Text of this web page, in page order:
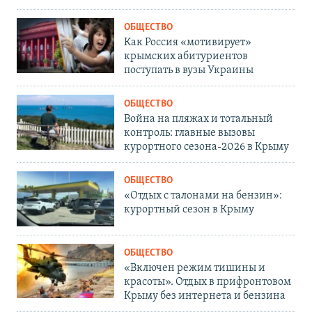
ОБЩЕСТВО
Как Россия «мотивирует»
крымских абитуриентов
поступать в вузы Украины
ОБЩЕСТВО
Война на пляжах и тотальный
контроль: главные вызовы
курортного сезона-2026 в Крыму
ОБЩЕСТВО
«Отдых с талонами на бензин»:
курортный сезон в Крыму
ОБЩЕСТВО
«Включен режим тишины и
красоты». Отдых в прифронтовом
Крыму без интернета и бензина